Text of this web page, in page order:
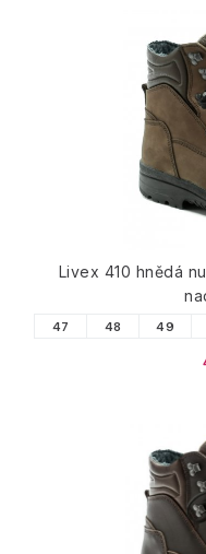
Livex 410 hnědá
47 48 49